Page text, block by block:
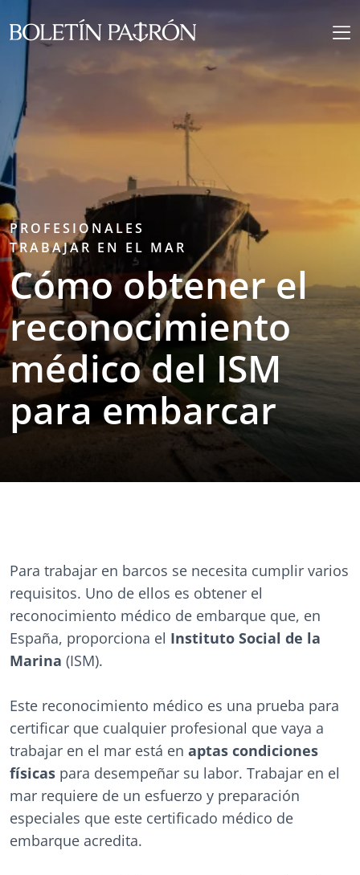
PROFESIONALES
TRABAJAR EN EL MAR
Cómo obtener el
reconocimiento
médico del ISM
para embarcar
Para trabajar en barcos se necesita cumplir varios
requisitos. Uno de ellos es obtener el
reconocimiento médico de embarque que, en
España, proporciona el Instituto Social de la
Marina (ISM).
Este reconocimiento médico es una prueba para
certificar que cualquier profesional que vaya a
trabajar en el mar está en aptas condiciones
físicas para desempeñar su labor. Trabajar en el
mar requiere de un esfuerzo y preparación
especiales que este certificado médico de
embarque acredita.